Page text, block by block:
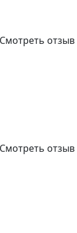
Смотреть отзыв
Смотреть отзыв